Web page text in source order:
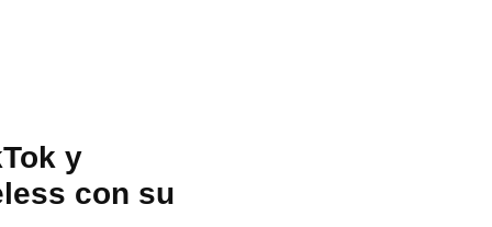
y
con su